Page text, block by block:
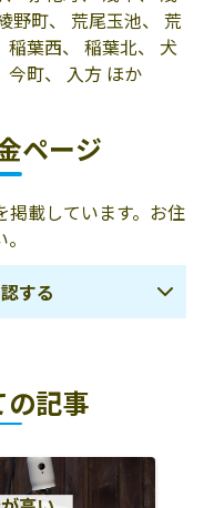
0584-78-2803
0584-45-2581
0584-78-3639
野町、 荒尾玉池、 荒
稲葉西、 稲葉北、 犬
今町、 入方 ほか
ページ
載しています。お住
する
本巣市
養老郡養老町
の記事